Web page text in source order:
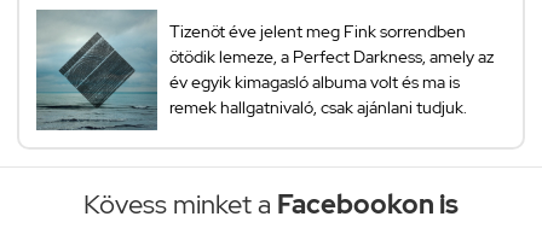
Tizenöt éve jelent meg Fink sorrendben
ötödik lemeze, a Perfect Darkness, amely az
év egyik kimagasló albuma volt és ma is
remek hallgatnivaló, csak ajánlani tudjuk.
Kövess minket a Facebookon is